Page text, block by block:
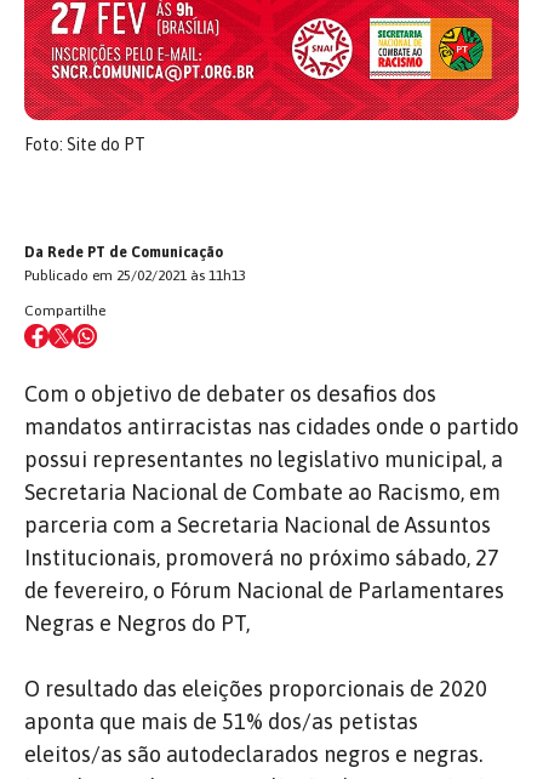
Foto: Site do PT
Da Rede PT de Comunicação
Publicado em 25/02/2021 às 11h13
Compartilhe
Com o objetivo de debater os desafios dos
mandatos antirracistas nas cidades onde o partido
possui representantes no legislativo municipal, a
Secretaria Nacional de Combate ao Racismo, em
parceria com a Secretaria Nacional de Assuntos
Institucionais, promoverá no próximo sábado, 27
de fevereiro, o Fórum Nacional de Parlamentares
Negras e Negros do PT,
O resultado das eleições proporcionais de 2020
aponta que mais de 51% dos/as petistas
eleitos/as são autodeclarados negros e negras.